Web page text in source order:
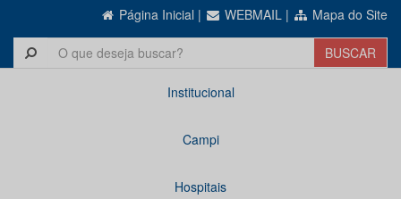
Página Inicial | WEBMAIL | Mapa do Site
Institucional
Campi
Hospitais